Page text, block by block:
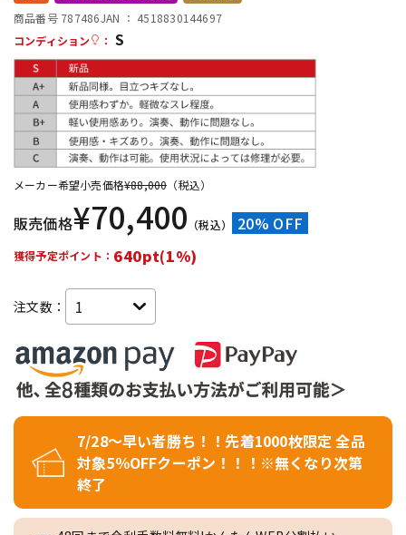
配信/ライブ機器
中古
商品番号 787486JAN ： 4518830144697
コンディション
： S
メーカー希望小売価格¥88,000 （税込）
販売価格¥70,400 （税込） 20% OFF
獲得予定ポイント： 640pt(1%)
注文数：
7/28～早い者勝ち！！先着1000枚限定 全品
対象5％OFFクーポン！！！※無くなり次第
終了